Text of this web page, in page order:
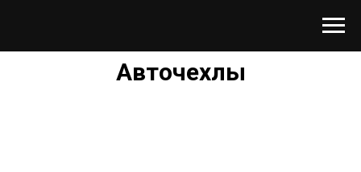
Авточехлы